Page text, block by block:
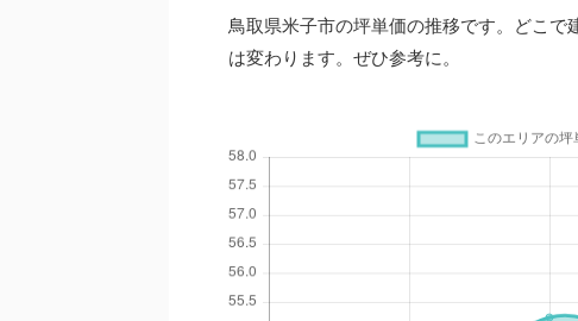
鳥取県米子市の坪単価の推移です。どこ
は変わります。ぜひ参考に。